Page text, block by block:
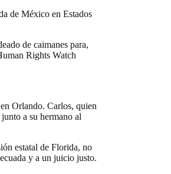
de México en Estados
de caimanes para,
Rights Watch
Orlando. Carlos, quien
a su hermano al
estatal de Florida, no
y a un juicio justo.